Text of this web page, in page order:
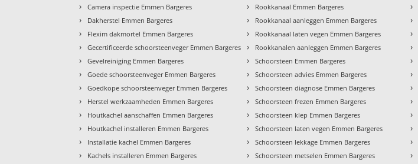
› Camera inspectie Emmen Bargeres
› Dakherstel Emmen Bargeres
› Flexim dakmortel Emmen Bargeres
› Gecertificeerde schoorsteenveger Emmen Bargeres
› Gevelreiniging Emmen Bargeres
› Goede schoorsteenveger Emmen Bargeres
› Goedkope schoorsteenveger Emmen Bargeres
› Herstel werkzaamheden Emmen Bargeres
› Houtkachel aanschaffen Emmen Bargeres
› Houtkachel installeren Emmen Bargeres
› Installatie kachel Emmen Bargeres
› Kachels installeren Emmen Bargeres
› Rookkanaal Emmen Bargeres
› Rookkanaal aanleggen Emmen Bargeres
› Rookkanaal laten vegen Emmen Bargeres
› Rookkanalen aanleggen Emmen Bargeres
› Schoorsteen Emmen Bargeres
› Schoorsteen advies Emmen Bargeres
› Schoorsteen diagnose Emmen Bargeres
› Schoorsteen frezen Emmen Bargeres
› Schoorsteen klep Emmen Bargeres
› Schoorsteen laten vegen Emmen Bargeres
› Schoorsteen lekkage Emmen Bargeres
› Schoorsteen metselen Emmen Bargeres
›
›
›
›
›
›
›
›
›
›
›
›